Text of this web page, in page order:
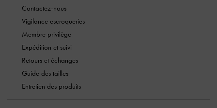
Contactez-nous
Vigilance escroqueries
Membre privilège
Expédition et suivi
Retours et échanges
Guide des tailles
Entretien des produits